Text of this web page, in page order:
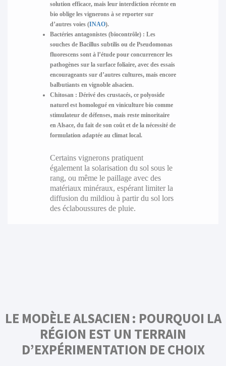
solution efficace, mais leur interdiction récente en
bio oblige les vignerons à se reporter sur
d’autres voies (INAO).
Bactéries antagonistes (biocontrôle) : Les
souches de Bacillus subtilis ou de Pseudomonas
fluorescens sont à l’étude pour concurrencer les
pathogènes sur la surface foliaire, avec des essais
encourageants sur d’autres cultures, mais encore
balbutiants en vignoble alsacien.
Chitosan : Dérivé des crustacés, ce polyoside
naturel est homologué en viniculture bio comme
stimulateur de défenses, mais reste minoritaire
en Alsace, du fait de son coût et de la nécessité de
formulation adaptée au climat local.
Certains vignerons pratiquent
également la solarisation du sol sous le
rang, ou même le paillage avec des
matériaux minéraux, espérant limiter la
diffusion du mildiou à partir du sol lors
des éclaboussures de pluie.
LE MODÈLE ALSACIEN : POURQUOI LA
RÉGION EST UN TERRAIN
D’EXPÉRIMENTATION DE CHOIX